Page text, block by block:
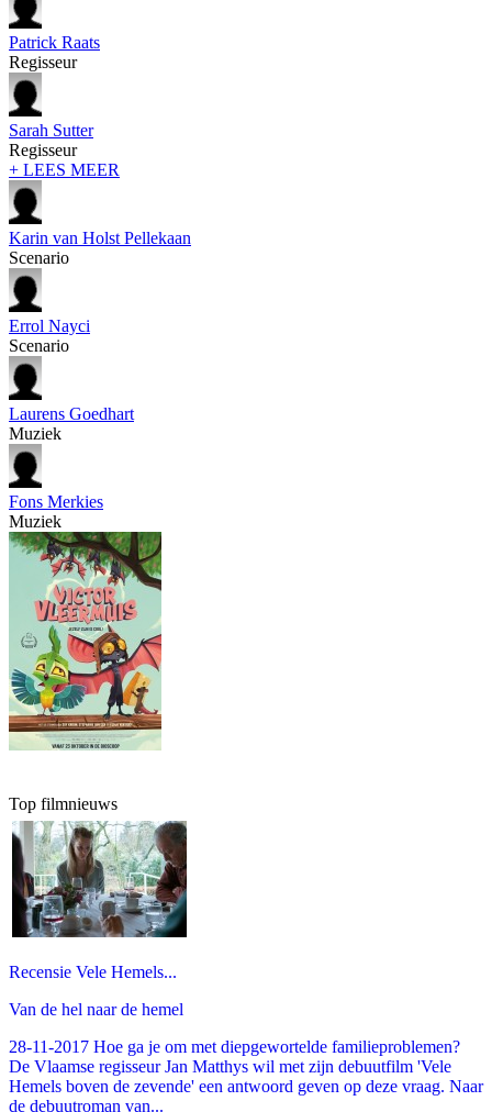
Patrick Raats
Regisseur
Sarah Sutter
Regisseur
+ LEES MEER
Karin van Holst Pellekaan
Scenario
Errol Nayci
Scenario
Laurens Goedhart
Muziek
Fons Merkies
Muziek
Top filmnieuws
Recensie Vele Hemels...
Van de hel naar de hemel
28-11-2017 Hoe ga je om met diepgewortelde familieproblemen?
De Vlaamse regisseur Jan Matthys wil met zijn debuutfilm 'Vele
Hemels boven de zevende' een antwoord geven op deze vraag. Naar
de debuutroman van...